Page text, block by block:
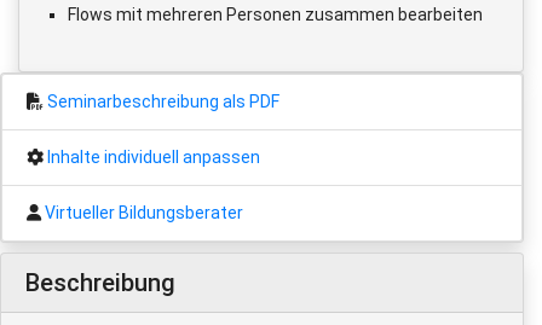
Flows mit mehreren Personen zusammen bearbeiten
Seminarbeschreibung als PDF
Inhalte individuell anpassen
Virtueller Bildungsberater
Beschreibung